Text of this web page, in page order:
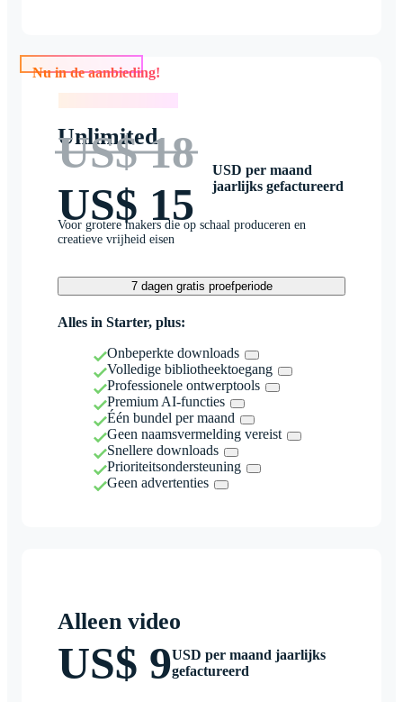
Nu in de aanbieding!
Unlimited
US$ 18
US$ 15
USD per maand
jaarlijks gefactureerd
Voor grotere makers die op schaal produceren en
creatieve vrijheid eisen
7 dagen gratis proefperiode
Alles in Starter, plus:
Onbeperkte downloads
Volledige bibliotheektoegang
Professionele ontwerptools
Premium AI-functies
Één bundel per maand
Geen naamsvermelding vereist
Snellere downloads
Prioriteitsondersteuning
Geen advertenties
Alleen video
US$ 9USD per maand jaarlijks
gefactureerd